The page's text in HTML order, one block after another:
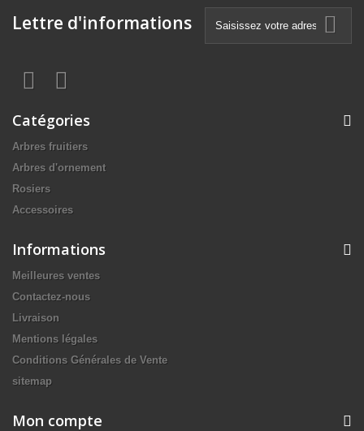
Lettre d'informations
Catégories
Arbres fruitiers
Arbres d'ornement
Rosiers
Accessoires
Informations
Meilleures ventes
Contactez-nous
Livraison
Mentions légales
Conditions Générales de Vente
sitemap
Mon compte